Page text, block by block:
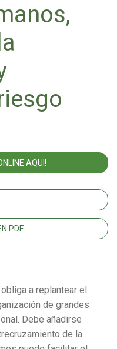
AQUI!
PDF
a replantear el
de grandes
Debe añadirse
de la